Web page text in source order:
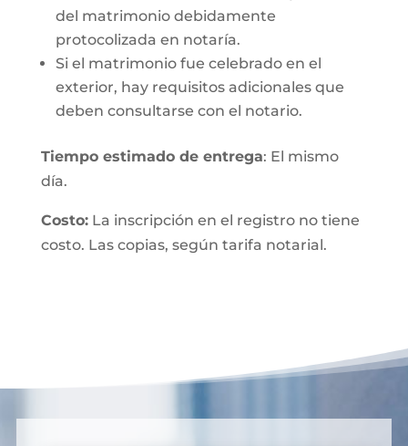
del matrimonio debidamente
protocolizada en notaría.
Si el matrimonio fue celebrado en el
exterior, hay requisitos adicionales que
deben consultarse con el notario.
Tiempo estimado de entrega: El mismo
día.
Costo:La inscripción en el registro no tiene
costo. Las copias, según tarifa notarial.